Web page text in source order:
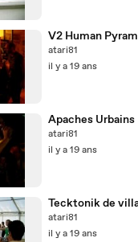
V2 Human
atari81
il y a 19 ans
Apaches Urbains
atari81
il y a 19 ans
Tecktonik de
atari81
il y a 19 ans